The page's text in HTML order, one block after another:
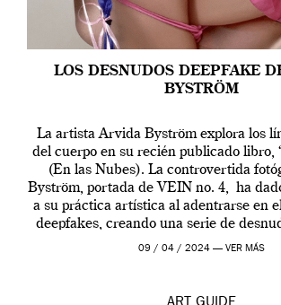
LOS DESNUDOS DEEPFAKE
BYSTRÖM
La artista Arvida Byström explora los
del cuerpo en su recién publicado libro,
(En las Nubes). La controvertida
Byström, portada de VEIN no. 4, ha
a su práctica artística al adentrarse en
deepfakes, creando una serie de
por […]
09 / 04 / 2024 — VER MÁS